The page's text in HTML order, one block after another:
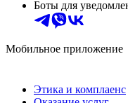
Боты для
Мобильное приложение
Этика и комплаенс